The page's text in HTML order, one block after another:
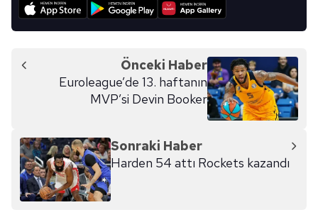
Önceki Haber
Euroleague’de 13. haftanın
MVP’si Devin Booker
Sonraki Haber
Harden 54 attı Rockets kazandı